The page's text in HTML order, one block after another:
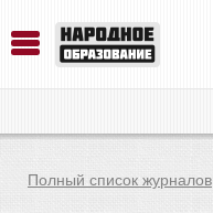
Полный список журналов